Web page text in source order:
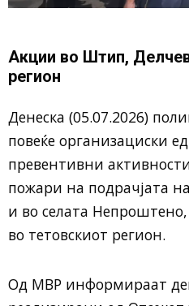
Акции во Штип,
регион
Денеска (05.07.2026)
повеќе организациски
превентивни
пожари на подрачјата
и во селата
во тетовскиот регион.
Од МВР информираат